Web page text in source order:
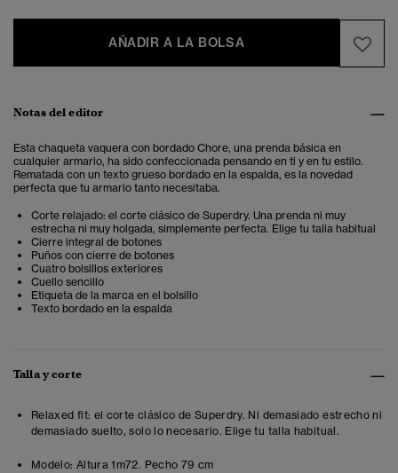
AÑADIR A LA BOLSA
Notas del editor
Esta chaqueta vaquera con bordado Chore, una prenda básica en
cualquier armario, ha sido confeccionada pensando en ti y en tu estilo.
Rematada con un texto grueso bordado en la espalda, es la novedad
perfecta que tu armario tanto necesitaba.
Corte relajado: el corte clásico de Superdry. Una prenda ni muy
estrecha ni muy holgada, simplemente perfecta. Elige tu talla habitual
Cierre integral de botones
Puños con cierre de botones
Cuatro bolsillos exteriores
Cuello sencillo
Etiqueta de la marca en el bolsillo
Texto bordado en la espalda
Talla y corte
Relaxed fit: el corte clásico de Superdry. Ni demasiado estrecho ni
demasiado suelto, solo lo necesario. Elige tu talla habitual.
Modelo: Altura 1m72. Pecho 79 cm